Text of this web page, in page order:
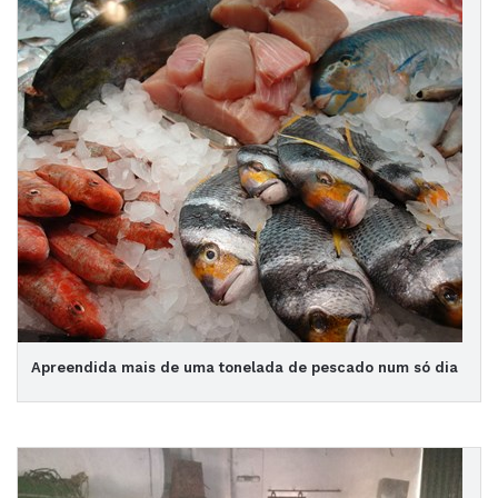
Apreendida mais de uma tonelada de pescado num só dia